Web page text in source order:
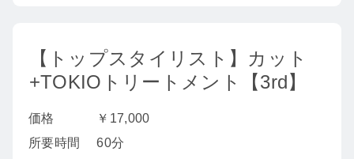
【トップスタイリスト】カット
+TOKIOトリートメント【3rd】
価格
￥17,000
所要時間
60分